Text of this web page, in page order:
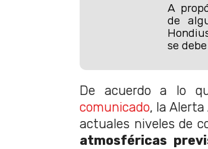
A
de
se
De acuerdo a lo
comunicado, la
actuales niveles de
atmosféricas